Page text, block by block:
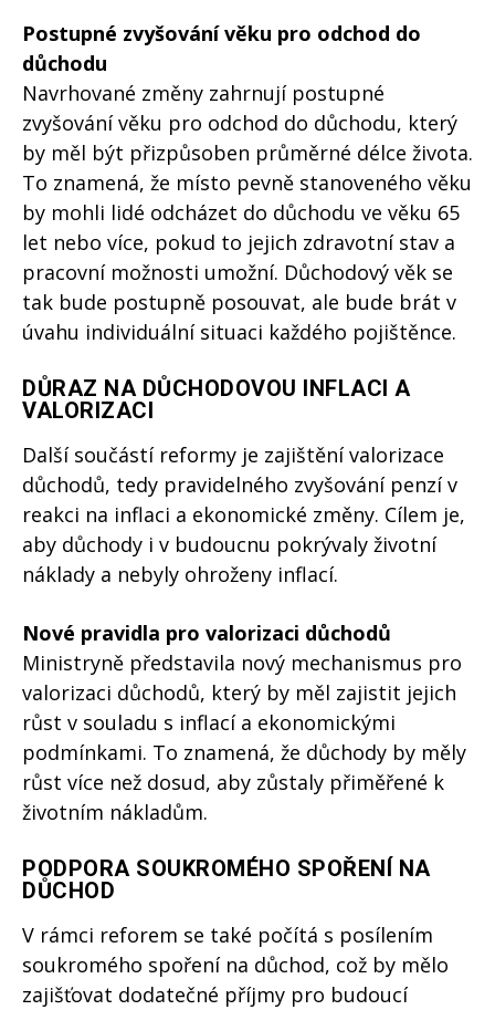
Postupné zvyšování věku pro odchod do
důchodu
Navrhované změny zahrnují postupné
zvyšování věku pro odchod do důchodu, který
by měl být přizpůsoben průměrné délce života.
To znamená, že místo pevně stanoveného věku
by mohli lidé odcházet do důchodu ve věku 65
let nebo více, pokud to jejich zdravotní stav a
pracovní možnosti umožní. Důchodový věk se
tak bude postupně posouvat, ale bude brát v
úvahu individuální situaci každého pojištěnce.
DŮRAZ NA DŮCHODOVOU INFLACI A
VALORIZACI
Další součástí reformy je zajištění valorizace
důchodů, tedy pravidelného zvyšování penzí v
reakci na inflaci a ekonomické změny. Cílem je,
aby důchody i v budoucnu pokrývaly životní
náklady a nebyly ohroženy inflací.
Nové pravidla pro valorizaci důchodů
Ministryně představila nový mechanismus pro
valorizaci důchodů, který by měl zajistit jejich
růst v souladu s inflací a ekonomickými
podmínkami. To znamená, že důchody by měly
růst více než dosud, aby zůstaly přiměřené k
životním nákladům.
PODPORA SOUKROMÉHO SPOŘENÍ NA
DŮCHOD
V rámci reforem se také počítá s posílením
soukromého spoření na důchod, což by mělo
zajišťovat dodatečné příjmy pro budoucí